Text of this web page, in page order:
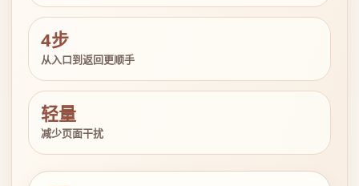
4步
从入口到返回更顺手
轻量
减少页面干扰